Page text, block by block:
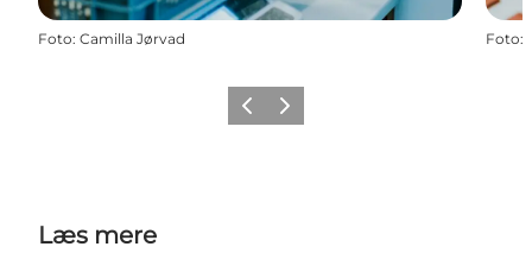
Foto: Camilla Jørvad Foto:
ForrigeNæste
Læs mere